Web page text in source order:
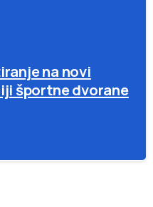
na novi
športne dvorane